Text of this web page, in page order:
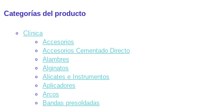
Categorías del producto
Clínica
Accesorios
Accesorios Cementado Directo
Alambres
Alginatos
Alicates e Instrumentos
Aplicadores
Arcos
Bandas presoldadas